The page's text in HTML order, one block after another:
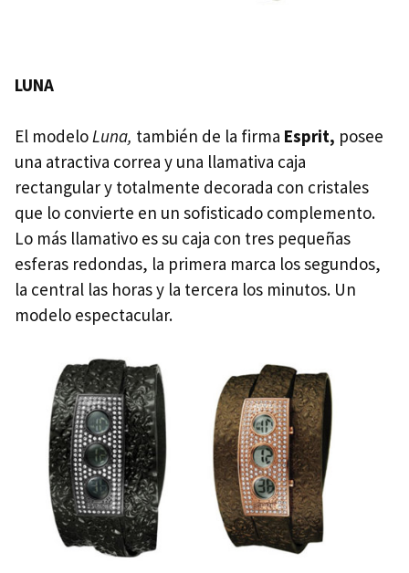
LUNA
El modelo Luna, también de la firma Esprit, posee
una atractiva correa y una llamativa caja
rectangular y totalmente decorada con cristales
que lo convierte en un sofisticado complemento.
Lo más llamativo es su caja con tres pequeñas
esferas redondas, la primera marca los segundos,
la central las horas y la tercera los minutos. Un
modelo espectacular.